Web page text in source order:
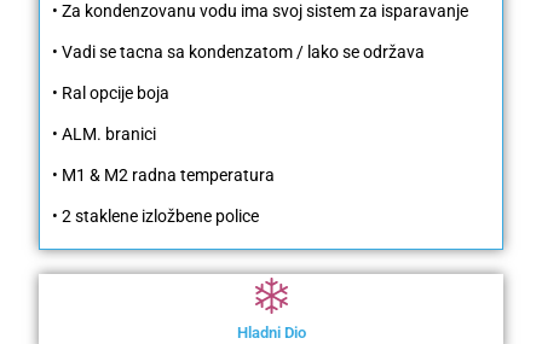
• Za kondenzovanu vodu ima svoj sistem za isparavanje
• Vadi se tacna sa kondenzatom / lako se održava
• Ral opcije boja
• ALM. branici
• M1 & M2 radna temperatura
• 2 staklene izložbene police
Hladni Dio